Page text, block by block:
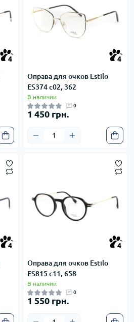
4
4 4
4
Оправа для очков Estilo
ES374 c02, 362
В наличии
0
1 450 грн.
4
4 4
4
Оправа для очков Estilo
ES815 с11, 658
В наличии
0
1 550 грн.